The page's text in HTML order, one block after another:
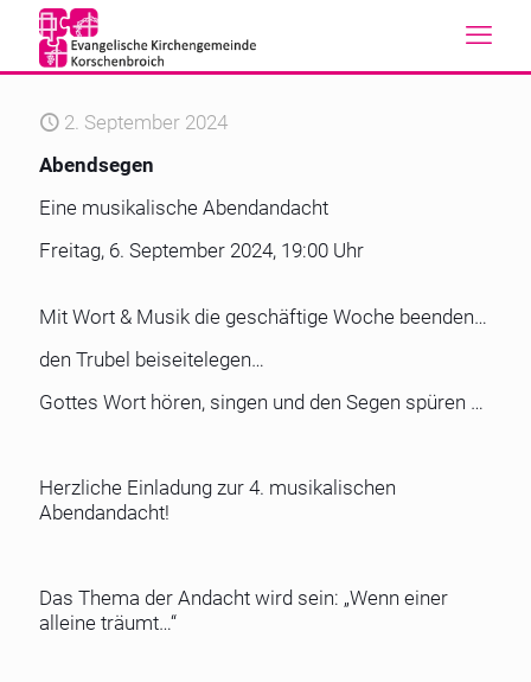
2. September 2024
Abendsegen
Eine musikalische Abendandacht
Freitag, 6. September 2024, 19:00 Uhr
Mit Wort & Musik die geschäftige Woche beenden…
den Trubel beiseitelegen…
Gottes Wort hören, singen und den Segen spüren …
Herzliche Einladung zur 4. musikalischen
Abendandacht!
Das Thema der Andacht wird sein: „Wenn einer
alleine träumt…“